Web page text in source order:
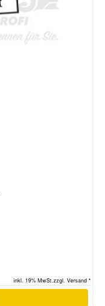
inkl. 19% MwSt.zzgl. Versand *